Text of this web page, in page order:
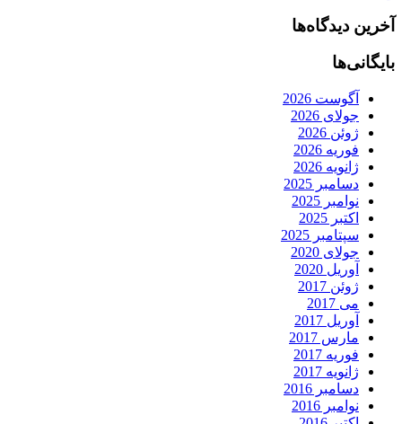
آخرین دیدگاه‌ها
بایگانی‌ها
آگوست 2026
جولای 2026
ژوئن 2026
فوریه 2026
ژانویه 2026
دسامبر 2025
نوامبر 2025
اکتبر 2025
سپتامبر 2025
جولای 2020
آوریل 2020
ژوئن 2017
می 2017
آوریل 2017
مارس 2017
فوریه 2017
ژانویه 2017
دسامبر 2016
نوامبر 2016